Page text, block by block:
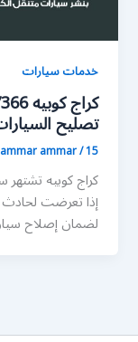
خدمات سيارات
تصليح
ammar ammar/15 مايو، 2020
كراج كوبيه تشتهر
إذا تعرضت لحادث
لضمان إصلاح